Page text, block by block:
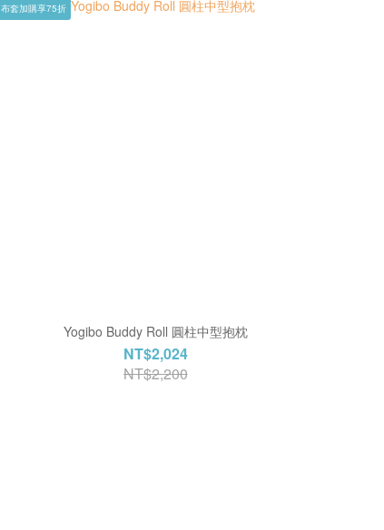
布套加購享75折
Yogibo Buddy Roll 圓柱中型抱枕
NT$2,024
NT$2,200